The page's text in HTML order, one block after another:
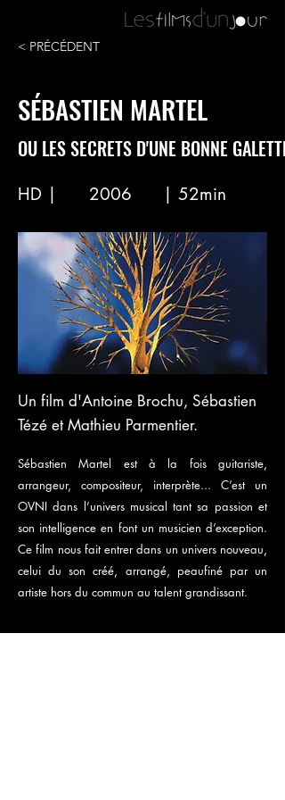
< PRÉCÉDENT
SÉBASTIEN MARTEL
OU LES SECRETS D'UNE BONNE GALETTE
HD | 2006 | 52min
Un film d'Antoine Brochu, Sébastien
Tézé et Mathieu Parmentier.
Sébastien Martel est à la fois guitariste,
arrangeur, compositeur, interprète... C’est un
OVNI dans l’univers musical tant sa passion et
son intelligence en font un musicien d’exception.
Ce film nous fait entrer dans un univers nouveau,
celui du son créé, arrangé, peaufiné par un
artiste hors du commun au talent grandissant.